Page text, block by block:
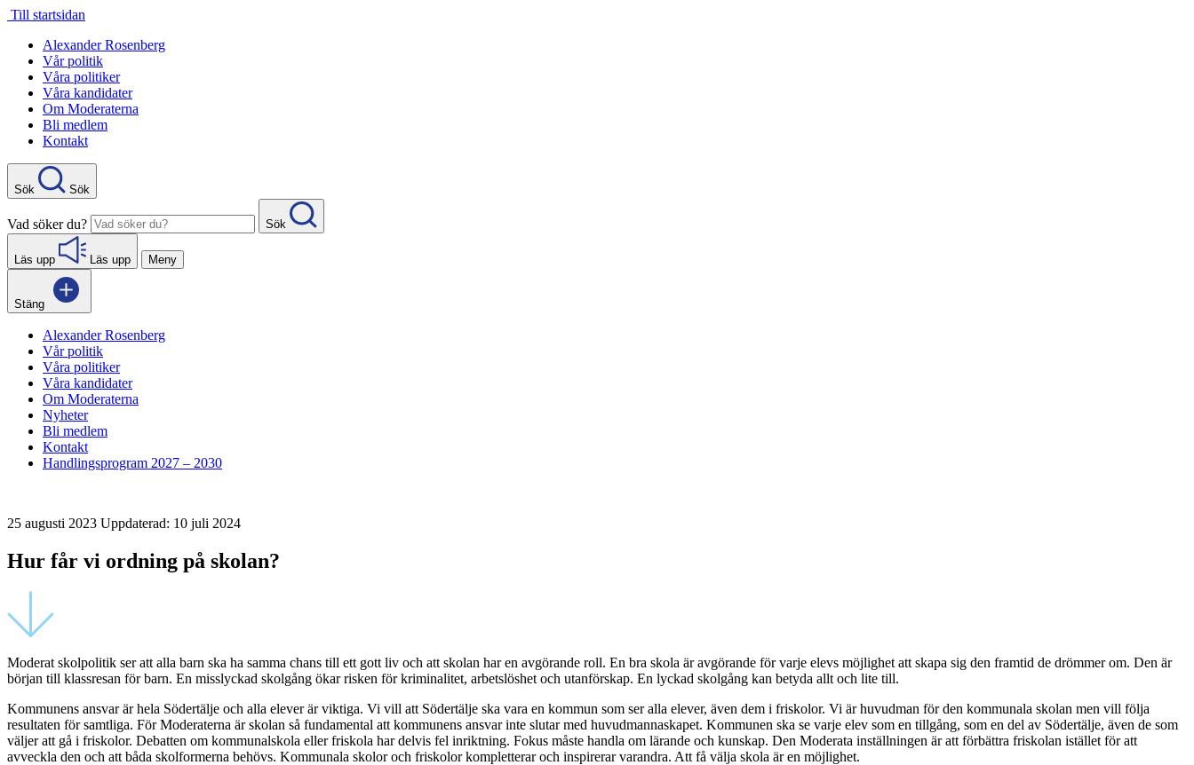
Gå
innehåll
Till startsidan
Alexander Rosenberg
Vår politik
Våra politiker
Våra kandidater
Om Moderaterna
Bli medlem
Kontakt
Sök Sök
Vad söker du? Sök
Läs upp Läs upp Meny
Stäng
Alexander Rosenberg
Vår politik
Våra politiker
Våra kandidater
Om Moderaterna
Nyheter
Bli medlem
Kontakt
Handlingsprogram 2027 – 2030
25 augusti 2023 Uppdaterad: 10 juli 2024
Hur får vi ordning på skolan?
Moderat skolpolitik ser att alla barn ska ha samma chans till ett gott liv och att skolan har en avgörande roll. En bra skola är avgörande för varje elevs möjlighet att skapa sig den framtid de drömmer om. Den är
början till klassresan för barn. En misslyckad skolgång ökar risken för kriminalitet, arbetslöshet och utanförskap. En lyckad skolgång kan betyda allt och lite till.
Kommunens ansvar är hela Södertälje och alla elever är viktiga. Vi vill att Södertälje ska vara en kommun som ser alla elever, även dem i friskolor. Vi är huvudman för den kommunala skolan men vill följa
resultaten för samtliga. För Moderaterna är skolan så fundamental att kommunens ansvar inte slutar med huvudmannaskapet. Kommunen ska se varje elev som en tillgång, som en del av Södertälje, även de som
väljer att gå i friskolor. Debatten om kommunalskola eller friskola har delvis fel inriktning. Fokus måste handla om lärande och kunskap. Den Moderata inställningen är att förbättra friskolan istället för att
avveckla den och att båda skolformerna behövs. Kommunala skolor och friskolor kompletterar och inspirerar varandra. Att få välja skola är en möjlighet.